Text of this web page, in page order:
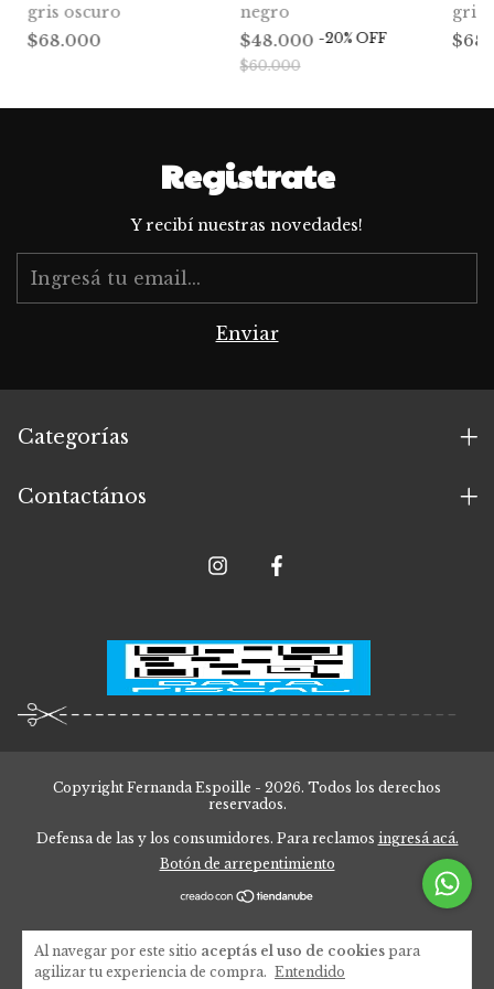
Al navegar por este sitio aceptás el uso de cookies para
agilizar tu experiencia de compra. Entendido
gris oscuro
$68.000
negro
$48.000 -20% OFF
$60.000
gris
Registrate
Y recibí nuestras novedades!
Categorías
Contactános
Copyright Fernanda Espoille - 2026. Todos los derechos
reservados.
Defensa de las y los consumidores. Para reclamos ingresá acá.
Botón de arrepentimiento